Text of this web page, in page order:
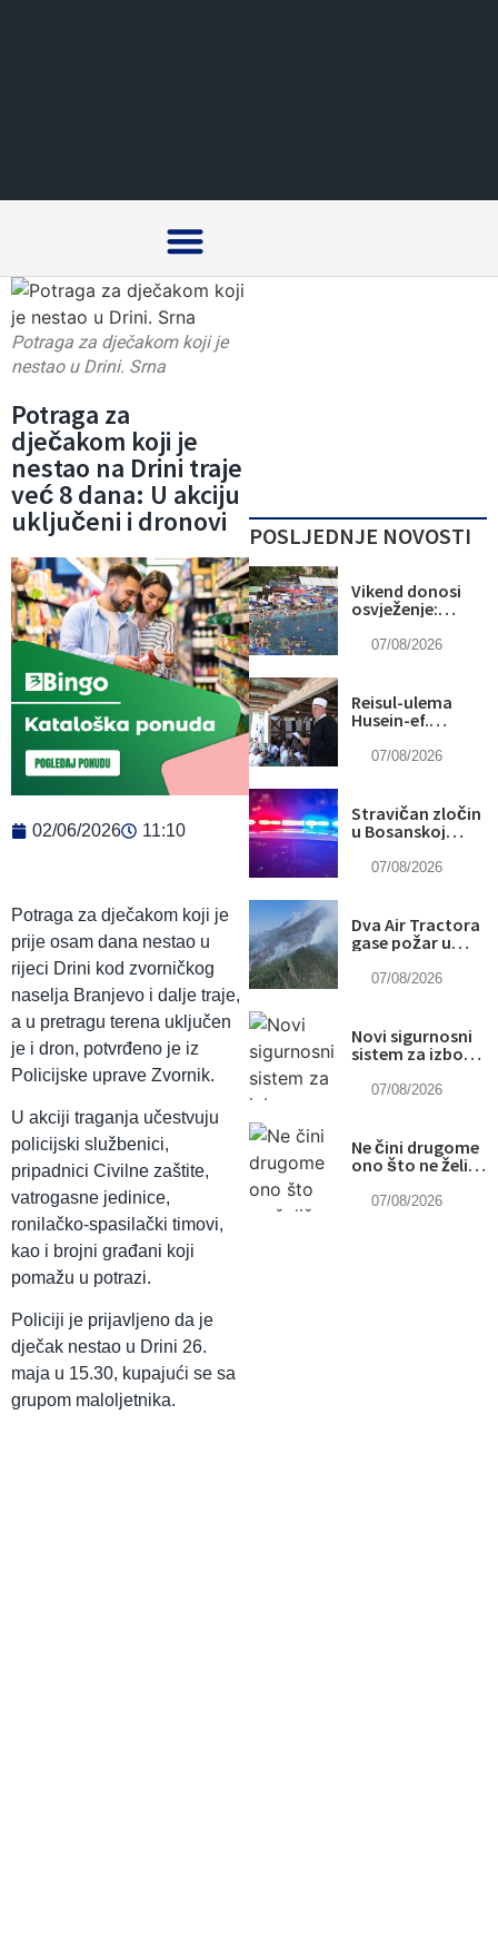
Potraga za dječakom koji je
nestao u Drini. Srna
Potraga za
dječakom koji je
nestao na Drini traje
već 8 dana: U akciju
uključeni i dronovi
02/06/2026 11:10
Potraga za dječakom koji je
prije osam dana nestao u
rijeci Drini kod zvorničkog
naselja Branjevo i dalje traje,
a u pretragu terena uključen
je i dron, potvrđeno je iz
Policijske uprave Zvornik.
U akciji traganja učestvuju
policijski službenici,
pripadnici Civilne zaštite,
vatrogasne jedinice,
ronilačko-spasilački timovi,
kao i brojni građani koji
pomažu u potrazi.
Policiji je prijavljeno da je
dječak nestao u Drini 26.
maja u 15.30, kupajući se sa
grupom maloljetnika.
POSLJEDNJE NOVOSTI
Vikend donosi
osvježenje:
stiže novi
07/08/2026
Reisul-ulema
Husein-ef.
Igmanu: Bosna
za koju se živi
07/08/2026
Stravičan zločin
u Bosanskoj
ubila muža
07/08/2026
Dva Air Tractora
gase požar u
subotu stiže i
07/08/2026
Novi sigurnosni
sistem za izbore
šifra pod
07/08/2026
Ne čini drugome
ono što ne želiš
tebi07/08/2026